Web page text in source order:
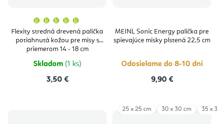
Flexity stredná drevená palička
potiahnutá kožou pre misy s
priemerom 14 - 18 cm
produktu
je
5,0
z
5
Skladom (1 ks)
3,50 €
MEINL Sonic Energy palička pre
spievajúce misky plstená 22,5 cm
Odosielame do 8-10 dní
9,90 €
25 x 25 cm 30 x 30 cm 35 x